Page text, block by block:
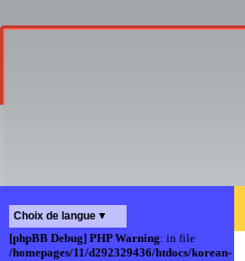
Choix de langue
[phpBB Debug] PHP Warning: in file
/homepages/11/d292329436/htdocs/korean-